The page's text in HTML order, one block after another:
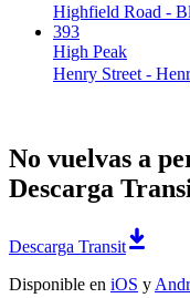
Highfield Road -
393
High Peak
Henry Street -
No vuelvas a
Descarga
Descarga Transit
Disponible en iOS y